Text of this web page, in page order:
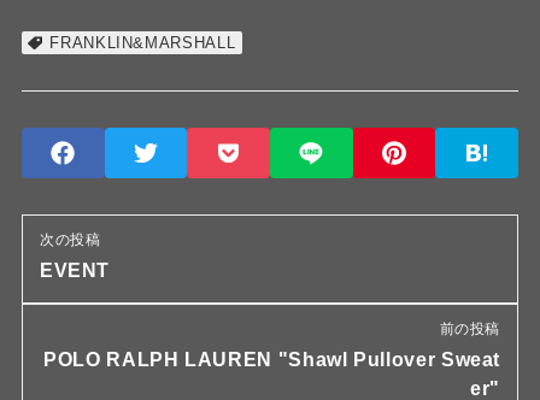
FRANKLIN&MARSHALL
次の投稿
EVENT
前の投稿
POLO RALPH LAUREN "Shawl Pullover Sweat
er"